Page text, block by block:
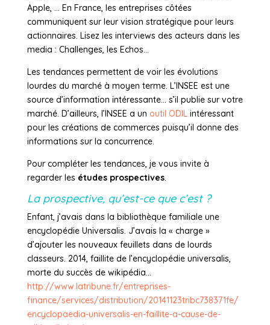
Apple, … En France, les entreprises côtées
communiquent sur leur vision stratégique pour leurs
actionnaires. Lisez les interviews des acteurs dans les
media : Challenges, les Echos…
Les tendances permettent de voir les évolutions
lourdes du marché à moyen terme. L’INSEE est une
source d’information intéressante… s’il publie sur votre
marché. D’ailleurs, l’INSEE a un outil ODILintéressant
pour les créations de commerces puisqu’il donne des
informations sur la concurrence.
Pour compléter les tendances, je vous invite à
regarder les études prospectives.
La prospective, qu’est-ce que c’est ?
Enfant, j’avais dans la bibliothèque familiale une
encyclopédie Universalis. J’avais la « charge »
d’ajouter les nouveaux feuillets dans de lourds
classeurs. 2014, faillite de l’encyclopédie universalis,
morte du succès de wikipédia…
http://www.latribune.fr/entreprises-
finance/services/distribution/20141123tribc738371fe/
encyclopaedia-universalis-en-faillite-a-cause-de-